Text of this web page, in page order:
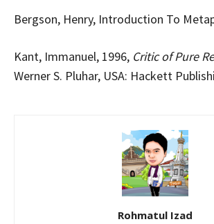
Bergson, Henry, Introduction To
Kant, Immanuel, 1996, Critic of Pure
Werner S. Pluhar, USA: Hackett
Rohmatul Izad